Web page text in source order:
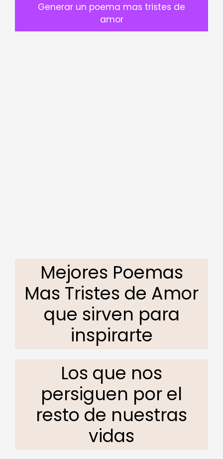
Generar un poema mas tristes de
amor
Mejores Poemas
Mas Tristes de Amor
que sirven para
inspirarte
Los que nos
persiguen por el
resto de nuestras
vidas